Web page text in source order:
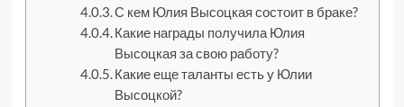
С кем Юлия Высоцкая состоит в браке?
Какие награды получила Юлия
Высоцкая за свою работу?
Какие еще таланты есть у Юлии
Высоцкой?